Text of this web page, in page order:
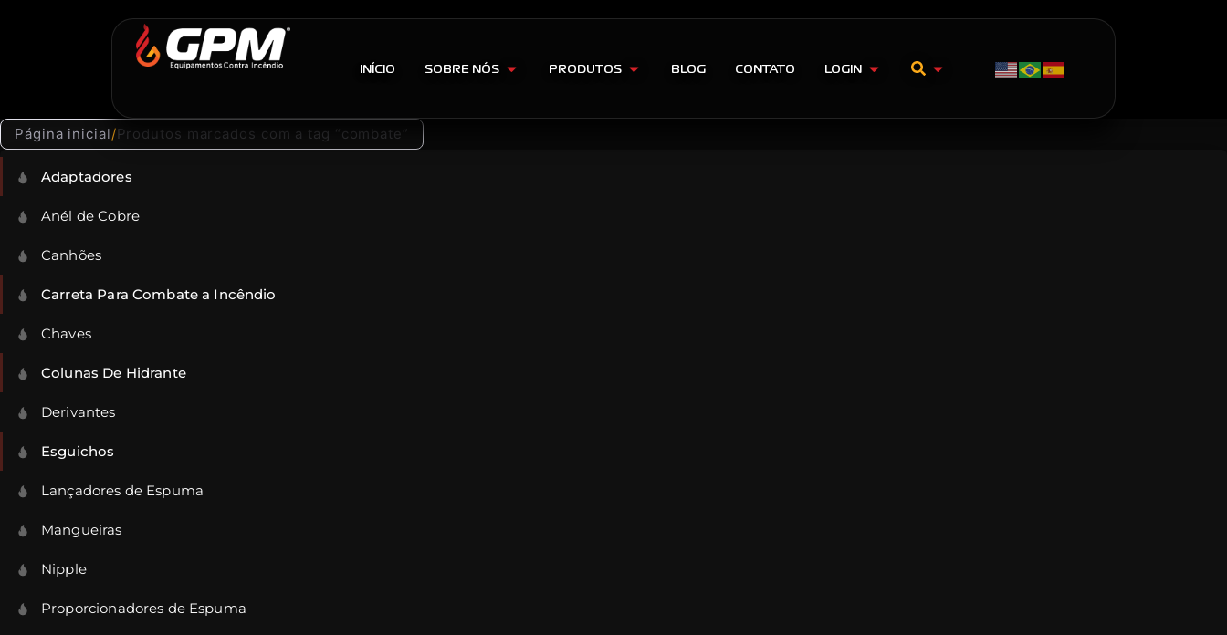
INÍCIO SOBRE NÓS PRODUTOS BLOG CONTATO LOGIN
Página inicial/Produtos marcados com a tag “combate”
Adaptadores
Anél de Cobre
Canhões
Carreta Para Combate a Incêndio
Chaves
Colunas De Hidrante
Derivantes
Esguichos
Lançadores de Espuma
Mangueiras
Nipple
Proporcionadores de Espuma